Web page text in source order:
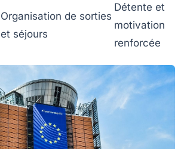
Organisation de sorties
et séjours
Détente et
motivation
renforcée